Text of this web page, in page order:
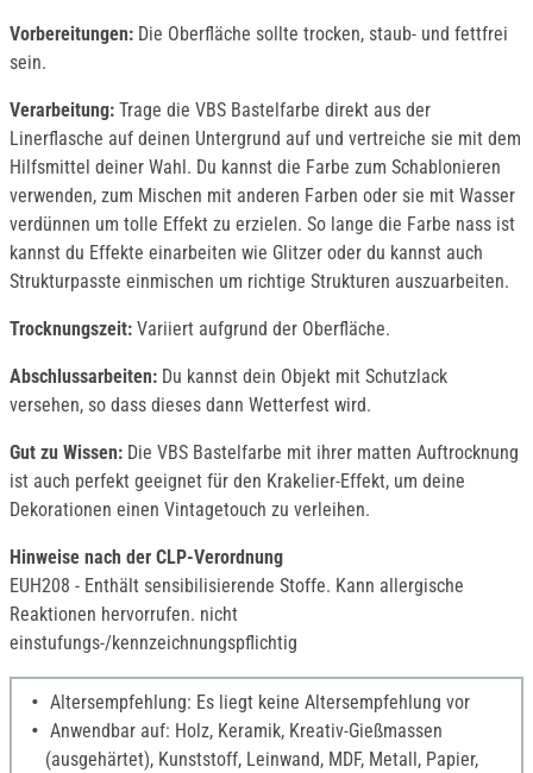
Vorbereitungen: Die Oberfläche sollte trocken, staub- und fettfrei
sein.
Verarbeitung: Trage die VBS Bastelfarbe direkt aus der
Linerflasche auf deinen Untergrund auf und vertreiche sie mit dem
Hilfsmittel deiner Wahl. Du kannst die Farbe zum Schablonieren
verwenden, zum Mischen mit anderen Farben oder sie mit Wasser
verdünnen um tolle Effekt zu erzielen. So lange die Farbe nass ist
kannst du Effekte einarbeiten wie Glitzer oder du kannst auch
Strukturpasste einmischen um richtige Strukturen auszuarbeiten.
Trocknungszeit: Variiert aufgrund der Oberfläche.
Abschlussarbeiten: Du kannst dein Objekt mit Schutzlack
versehen, so dass dieses dann Wetterfest wird.
Gut zu Wissen: Die VBS Bastelfarbe mit ihrer matten Auftrocknung
ist auch perfekt geeignet für den Krakelier-Effekt, um deine
Dekorationen einen Vintagetouch zu verleihen.
Hinweise nach der CLP-Verordnung
EUH208 - Enthält sensibilisierende Stoffe. Kann allergische
Reaktionen hervorrufen. nicht
einstufungs-/kennzeichnungspflichtig
Altersempfehlung: Es liegt keine Altersempfehlung vor
Anwendbar auf: Holz, Keramik, Kreativ-Gießmassen
(ausgehärtet), Kunststoff, Leinwand, MDF, Metall, Papier,